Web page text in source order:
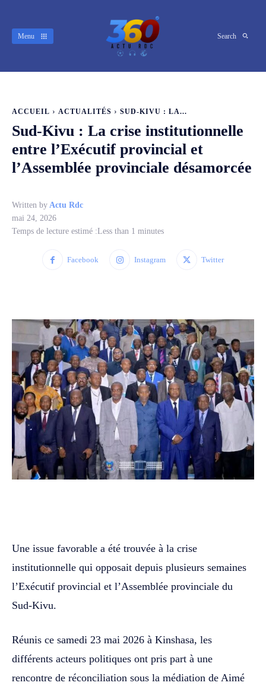
Menu Search
ACCUEIL ACTUALITÉS SUD-KIVU : LA...
Sud-Kivu : La crise institutionnelle
entre l’Exécutif provincial et
l’Assemblée provinciale désamorcée
Written by Actu Rdc
mai 24, 2026
Temps de lecture estimé :Less than 1 minutes
Facebook Instagram Twitter
Une issue favorable a été trouvée à la crise
institutionnelle qui opposait depuis plusieurs semaines
l’Exécutif provincial et l’Assemblée provinciale du
Sud-Kivu.
Réunis ce samedi 23 mai 2026 à Kinshasa, les
différents acteurs politiques ont pris part à une
rencontre de réconciliation sous la médiation de Aimé